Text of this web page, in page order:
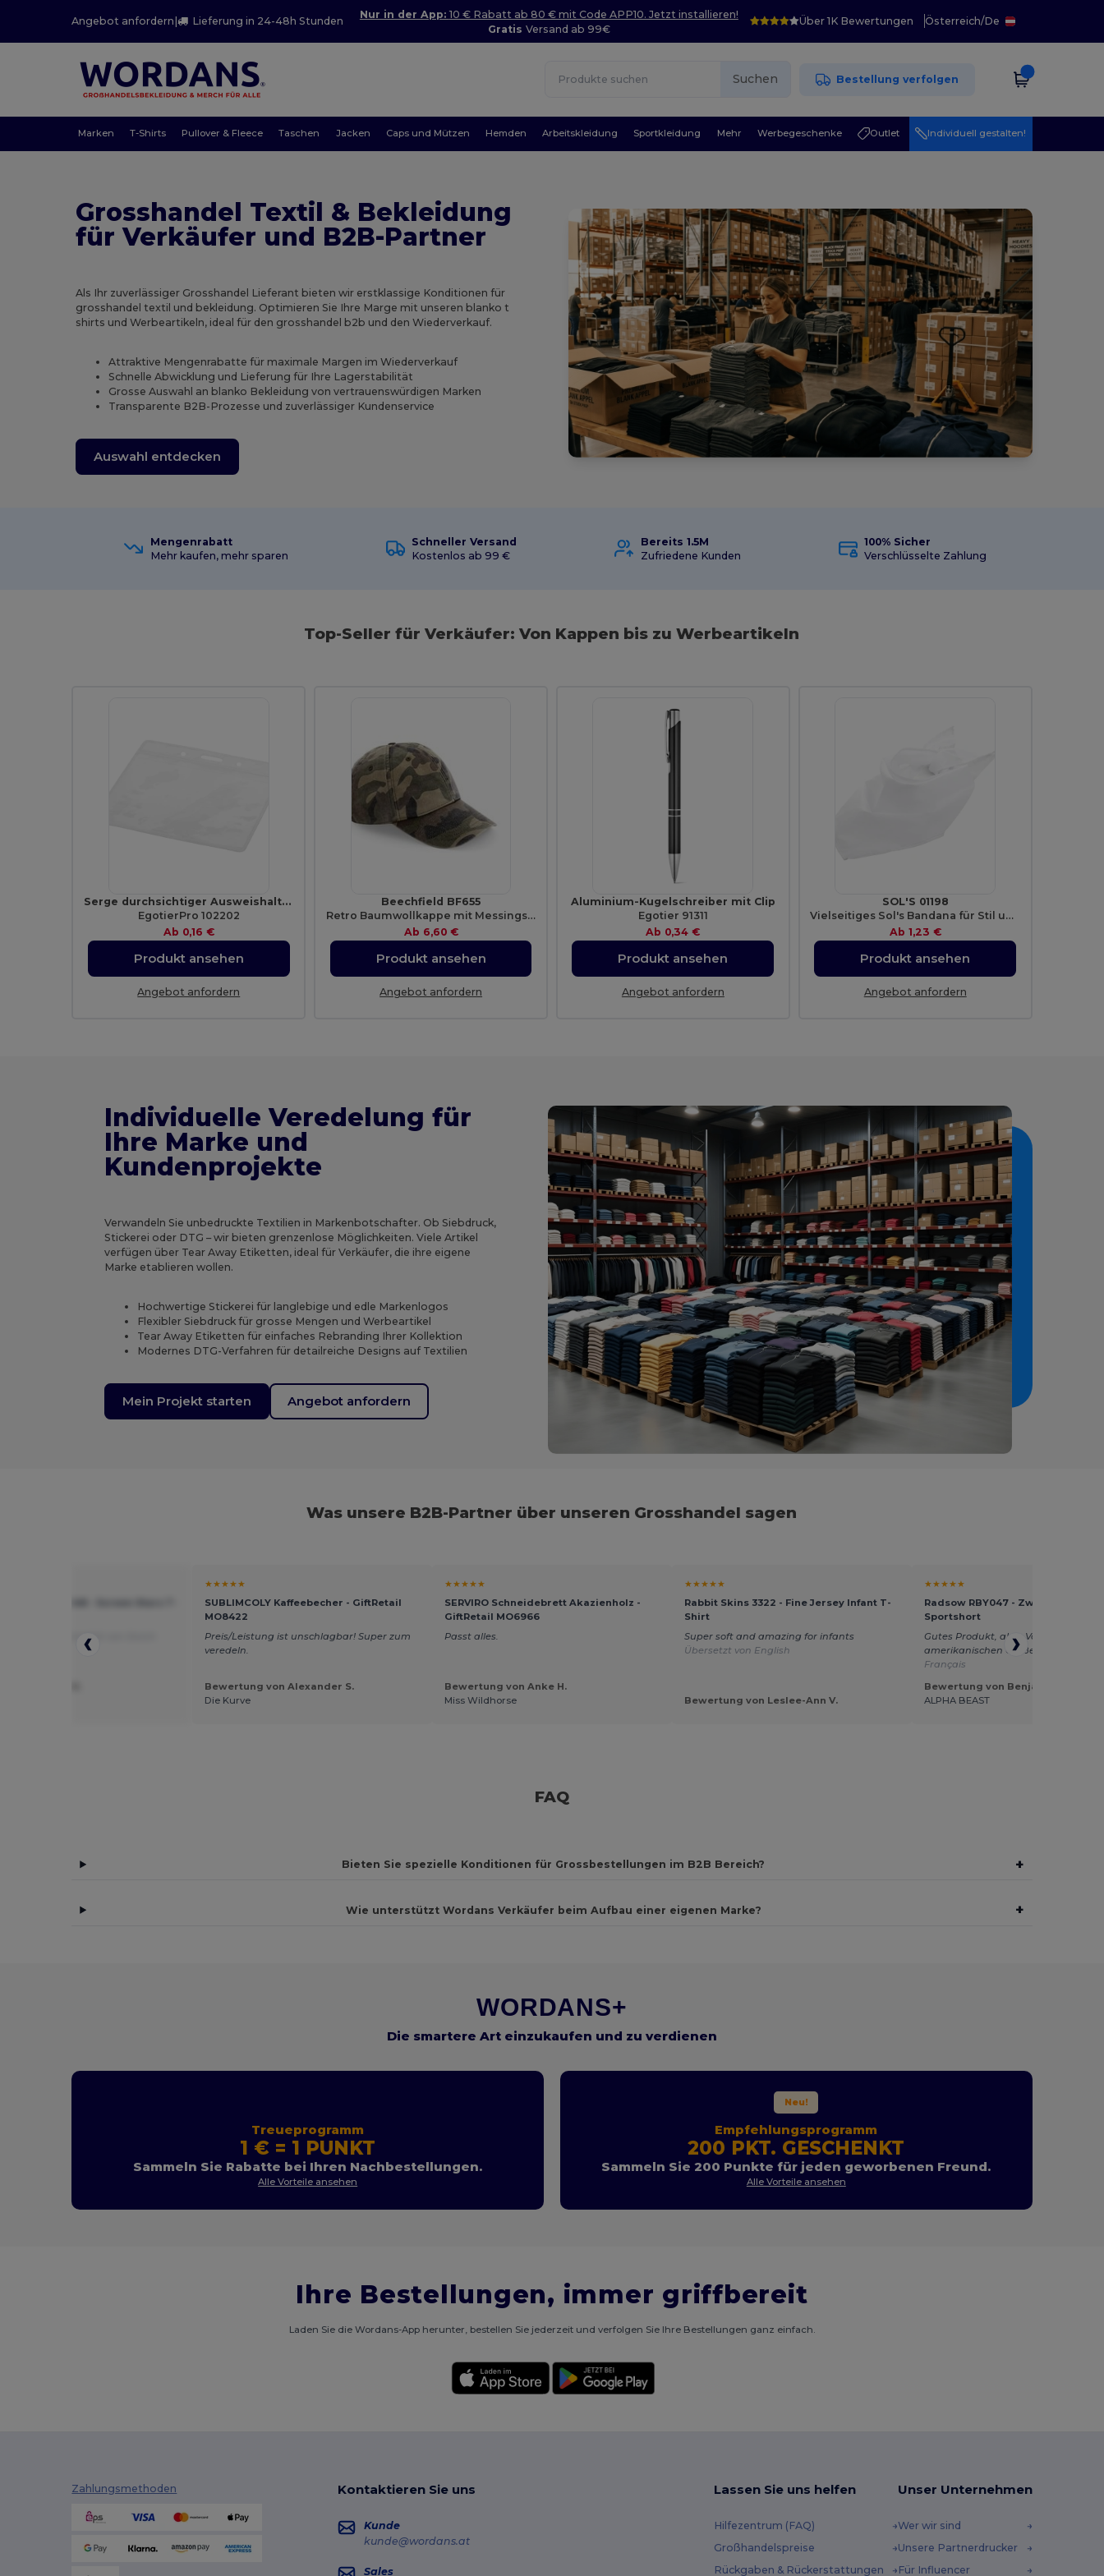
Angebot anfordern | Lieferung in 24-48h Stunden
Nur in der App: 10 € Rabatt ab 80 € mit Code APP10. Jetzt installieren!
Gratis Versand ab 99€
Über 1K Bewertungen Österreich/De
Suchen Bestellung verfolgen
Marken T-Shirts Pullover & Fleece Taschen Jacken Caps und Mützen Hemden Arbeitskleidung Sportkleidung Mehr Werbegeschenke Outlet Individuell gestalten!
Grosshandel Textil & Bekleidung
für Verkäufer und B2B-Partner
Als Ihr zuverlässiger Grosshandel Lieferant bieten wir erstklassige Konditionen für
grosshandel textil und bekleidung. Optimieren Sie Ihre Marge mit unseren blanko t
shirts und Werbeartikeln, ideal für den grosshandel b2b und den Wiederverkauf.
Attraktive Mengenrabatte für maximale Margen im Wiederverkauf
Schnelle Abwicklung und Lieferung für Ihre Lagerstabilität
Grosse Auswahl an blanko Bekleidung von vertrauenswürdigen Marken
Transparente B2B-Prozesse und zuverlässiger Kundenservice
Auswahl entdecken
Mengenrabatt
Mehr kaufen, mehr sparen
Schneller Versand
Kostenlos ab 99 €
Bereits 1.5M
Zufriedene Kunden
100% Sicher
Verschlüsselte Zahlung
Top-Seller für Verkäufer: Von Kappen bis zu Werbeartikeln
Serge durchsichtiger Ausweishalter
EgotierPro 102202
Ab 0,16 €
Produkt ansehen
Angebot anfordern
Beechfield BF655
Retro Baumwollkappe mit Messingschnalle
Ab 6,60 €
Produkt ansehen
Angebot anfordern
Aluminium-Kugelschreiber mit Clip
Egotier 91311
Ab 0,34 €
Produkt ansehen
Angebot anfordern
SOL'S 01198
Vielseitiges Sol's Bandana für Stil und Komfort
Ab 1,23 €
Produkt ansehen
Angebot anfordern
Individuelle Veredelung für
Ihre Marke und
Kundenprojekte
Verwandeln Sie unbedruckte Textilien in Markenbotschafter. Ob Siebdruck,
Stickerei oder DTG – wir bieten grenzenlose Möglichkeiten. Viele Artikel
verfügen über Tear Away Etiketten, ideal für Verkäufer, die ihre eigene
Marke etablieren wollen.
Hochwertige Stickerei für langlebige und edle Markenlogos
Flexibler Siebdruck für grosse Mengen und Werbeartikel
Tear Away Etiketten für einfaches Rebranding Ihrer Kollektion
Modernes DTG-Verfahren für detailreiche Designs auf Textilien
Mein Projekt starten Angebot anfordern
Was unsere B2B-Partner über unseren Grosshandel sagen
Übersetzt von Dutch
★★★★★
SUBLIMCOLY Kaffeebecher - GiftRetail
MO8422
Preis/Leistung ist unschlagbar! Super zum
veredeln.
Bewertung von Alexander S.
Die Kurve
★★★★★
SERVIRO Schneidebrett Akazienholz -
GiftRetail MO6966
Passt alles.
Bewertung von Anke H.
Miss Wildhorse
★★★★★
Rabbit Skins 3322 - Fine Jersey Infant T-
Shirt
Super soft and amazing for infants
Übersetzt von English
Bewertung von Leslee-Ann V.
★★★★★
Radsow RBY047 - Zweifarbige
Sportshort
Gutes Produkt, aber Vorsicht bei
amerikanischen Größen.
Français
Bewertung von Benjamin T.
ALPHA BEAST
FAQ
Bieten Sie spezielle Konditionen für Grossbestellungen im B2B Bereich? +
Wie unterstützt Wordans Verkäufer beim Aufbau einer eigenen Marke? +
WORDANS+
Die smartere Art einzukaufen und zu verdienen
Treueprogramm
1 € = 1 PUNKT
Sammeln Sie Rabatte bei Ihren Nachbestellungen.
Alle Vorteile ansehen
Neu!
Empfehlungsprogramm
200 PKT. GESCHENKT
Sammeln Sie 200 Punkte für jeden geworbenen Freund.
Alle Vorteile ansehen
Ihre Bestellungen, immer griffbereit
Laden Sie die Wordans-App herunter, bestellen Sie jederzeit und verfolgen Sie Ihre Bestellungen ganz einfach.
Zahlungsmethoden Kontaktieren Sie uns
Kunde
kunde@wordans.at
Sales
Lassen Sie uns helfen
Hilfezentrum (FAQ)
Großhandelspreise
Rückgaben & Rückerstattungen
Unser Unternehmen
Wer wir sind
Unsere Partnerdrucker
Für Influencer